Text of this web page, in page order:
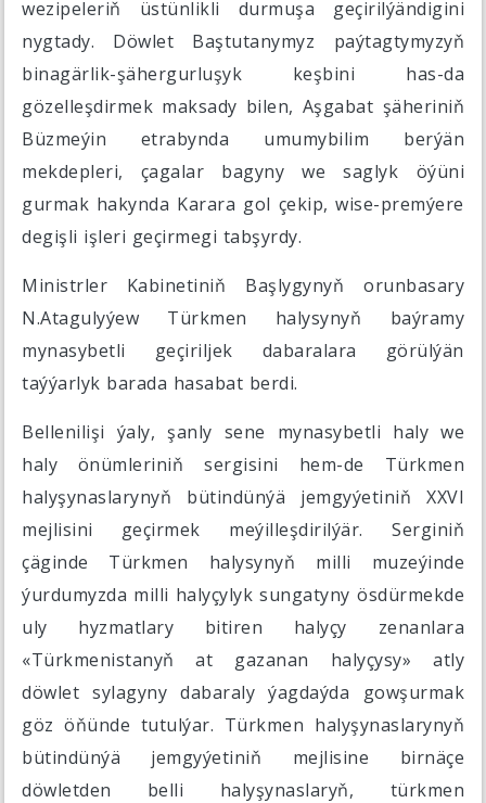
wezipeleriň üstünlikli durmuşa geçirilýändigini
nygtady. Döwlet Baştutanymyz paýtagtymyzyň
binagärlik-şähergurluşyk keşbini has-da
gözelleşdirmek maksady bilen, Aşgabat şäheriniň
Büzmeýin etrabynda umumybilim berýän
mekdepleri, çagalar bagyny we saglyk öýüni
gurmak hakynda Karara gol çekip, wise-premýere
degişli işleri geçirmegi tabşyrdy.
Ministrler Kabinetiniň Başlygynyň orunbasary
N.Atagulyýew Türkmen halysynyň baýramy
mynasybetli geçiriljek dabaralara görülýän
taýýarlyk barada hasabat berdi.
Bellenilişi ýaly, şanly sene mynasybetli haly we
haly önümleriniň sergisini hem-de Türkmen
halyşynaslarynyň bütindünýä jemgyýetiniň XXVI
mejlisini geçirmek meýilleşdirilýär. Serginiň
çäginde Türkmen halysynyň milli muzeýinde
ýurdumyzda milli halyçylyk sungatyny ösdürmekde
uly hyzmatlary bitiren halyçy zenanlara
«Türkmenistanyň at gazanan halyçysy» atly
döwlet sylagyny dabaraly ýagdaýda gowşurmak
göz öňünde tutulýar. Türkmen halyşynaslarynyň
bütindünýä jemgyýetiniň mejlisine birnäçe
döwletden belli halyşynaslaryň, türkmen